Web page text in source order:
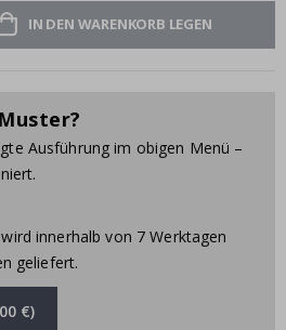
IN DEN WARENKORB LEGEN
Ausführung im obigen Menü –
innerhalb von 7 Werktagen
geliefert.
€)